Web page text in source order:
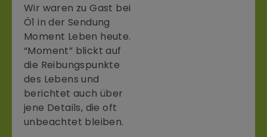
Wir waren zu Gast bei
Ö1 in der Sendung
Moment Leben heute.
“Moment” blickt auf
die Reibungspunkte
des Lebens und
berichtet auch über
jene Details, die oft
unbeachtet bleiben.